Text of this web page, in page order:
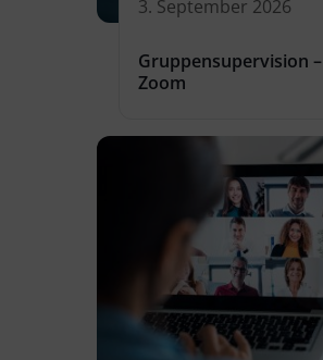
3. September 2026
Gruppensupervision –
Zoom